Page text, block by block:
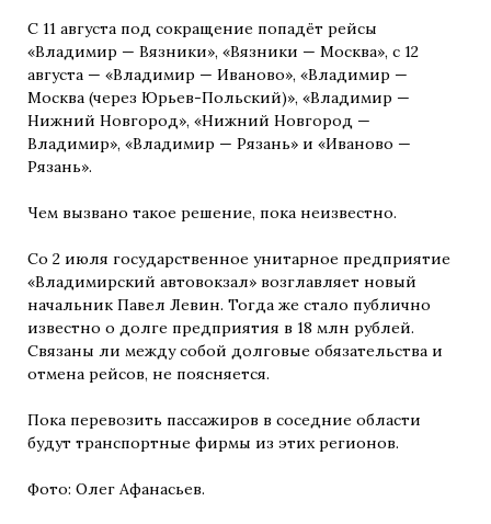
С 11 августа под сокращение попадёт рейсы
«Владимир — Вязники», «Вязники — Москва», с 12
августа — «Владимир — Иваново», «Владимир —
Москва (через Юрьев-Польский)», «Владимир —
Нижний Новгород», «Нижний Новгород —
Владимир», «Владимир — Рязань» и «Иваново —
Рязань».
Чем вызвано такое решение, пока неизвестно.
Со 2 июля государственное унитарное предприятие
«Владимирский автовокзал» возглавляет новый
начальник Павел Левин. Тогда же стало публично
известно о долге предприятия в 18 млн рублей.
Связаны ли между собой долговые обязательства и
отмена рейсов, не поясняется.
Пока перевозить пассажиров в соседние области
будут транспортные фирмы из этих регионов.
Фото: Олег Афанасьев.